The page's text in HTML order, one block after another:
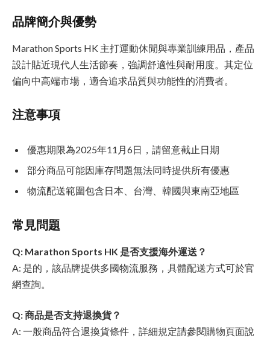
品牌簡介與優勢
Marathon Sports HK 主打運動休閒與專業訓練用品，產品
設計貼近現代人生活節奏，強調舒適性與耐用度。其定位
偏向中高端市場，適合追求品質與功能性的消費者。
注意事項
優惠期限為2025年11月6日，請留意截止日期
部分商品可能因庫存問題無法同時提供所有優惠
物流配送範圍包含日本、台灣、韓國與東南亞地區
常見問題
Q: Marathon Sports HK 是否支援海外運送？
A: 是的，該品牌提供多國物流服務，具體配送方式可於官
網查詢。
Q: 商品是否支持退換貨？
A: 一般商品符合退換貨條件，詳細規定請參閱購物頁面說